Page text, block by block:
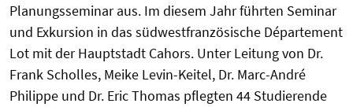
Planungsseminar aus. Im diesem Jahr führten Seminar
und Exkursion in das südwestfranzösische Département
Lot mit der Hauptstadt Cahors. Unter Leitung von Dr.
Frank Scholles, Meike Levin-Keitel, Dr. Marc-André
Philippe und Dr. Eric Thomas pflegten 44 Studierende